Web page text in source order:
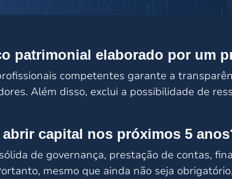
patrimonial elaborado por um
competentes garante a
Além disso, exclui a possibilidade de
capital nos próximos 5
de governança, prestação de contas,
mesmo que ainda não seja